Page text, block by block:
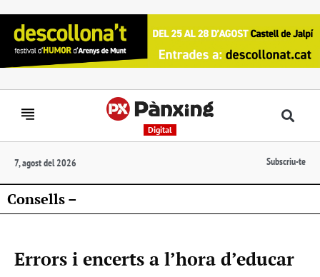
Digital
7, agost del 2026 Subscriu-te
Consells –
Errors i encerts a l’hora d’educar